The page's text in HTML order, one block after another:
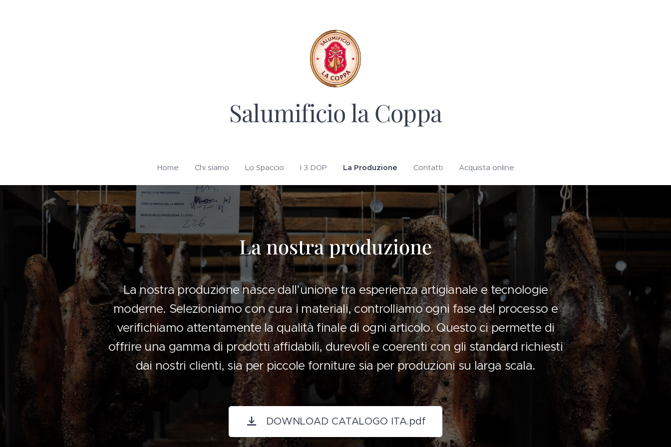
Salumificio la Coppa
Home Chi siamo Lo Spaccio I 3 DOP La Produzione Contatti Acquista online
La nostra produzione
La nostra produzione nasce dall’unione tra esperienza artigianale e tecnologie
moderne. Selezioniamo con cura i materiali, controlliamo ogni fase del processo e
verifichiamo attentamente la qualità finale di ogni articolo. Questo ci permette di
offrire una gamma di prodotti affidabili, durevoli e coerenti con gli standard richiesti
dai nostri clienti, sia per piccole forniture sia per produzioni su larga scala.
DOWNLOAD CATALOGO ITA.pdf